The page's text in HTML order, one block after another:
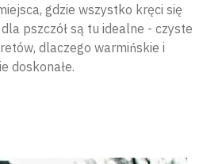
gdzie wszystko kręci się
pszczół są tu idealne - czyste
dlaczego warmińskie i
doskonałe.